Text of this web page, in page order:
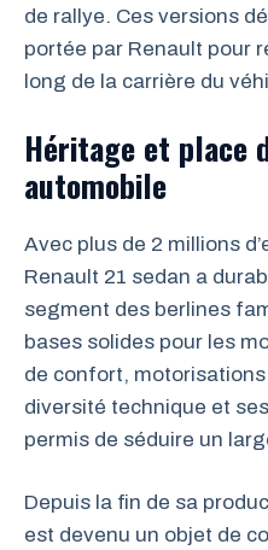
de rallye. Ces versions
portée par Renault pour
long de la carrière du
Héritage et place
automobile
Avec plus de 2 millions
Renault 21 sedan a
segment des berlines
bases solides pour les
de confort,
diversité technique et
permis de séduire un
Depuis la fin de sa
est devenu un objet de